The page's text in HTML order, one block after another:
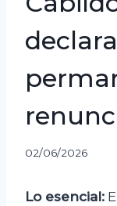
02/06/2026
Lo esencial: